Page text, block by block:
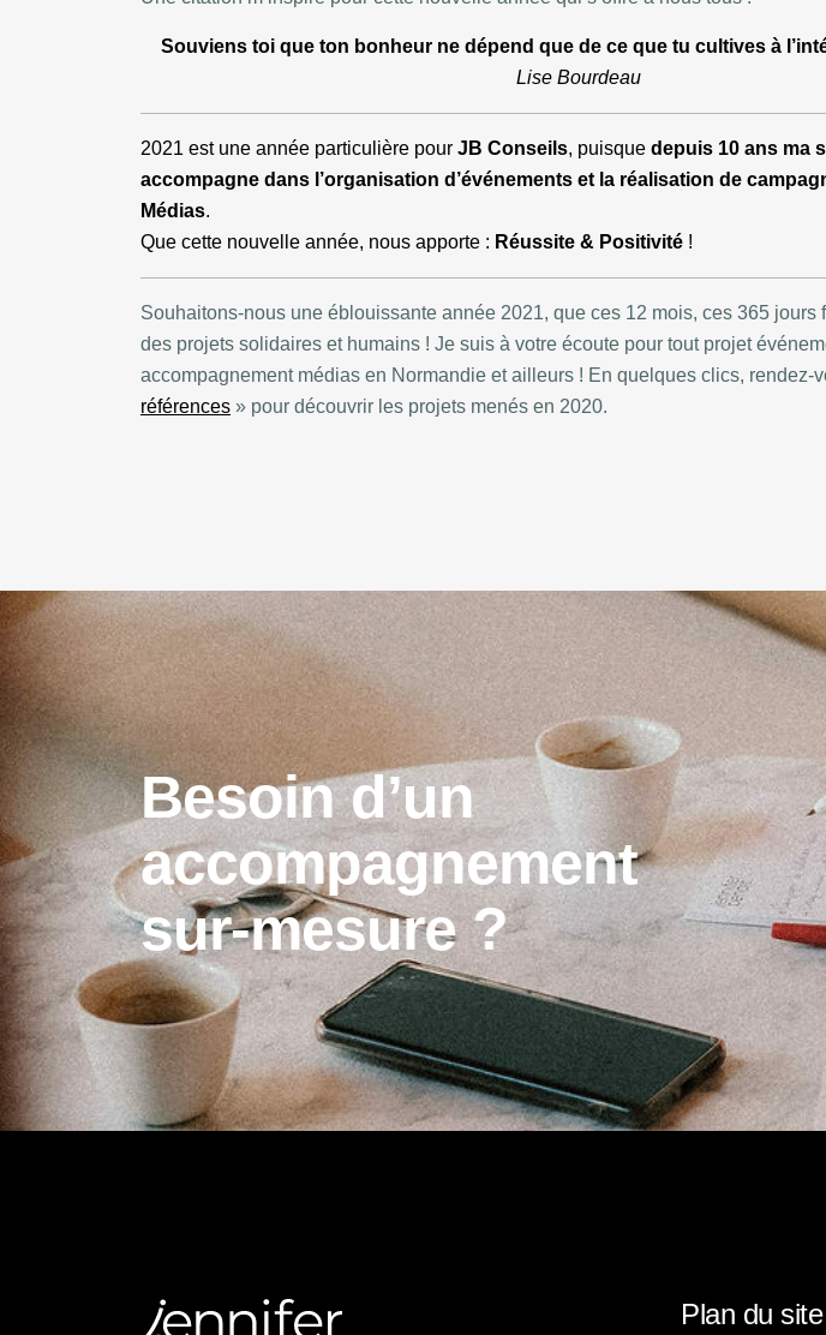
Souviens toi que ton bonheur ne dépend que de ce que tu cultives à
Lise Bourdeau
2021 est une année particulière pour JB Conseils, puisque depuis 10 ans ma
accompagne dans l’organisation d’événements et la réalisation de
Médias.
Que cette nouvelle année, nous apporte : Réussite & Positivité !
Souhaitons-nous une éblouissante année 2021, que ces 12 mois, ces 365 jours
des projets solidaires et humains ! Je suis à votre écoute pour tout projet
accompagnement médias en Normandie et ailleurs ! En quelques clics, rendez-
références » pour découvrir les projets menés en 2020.
Besoin d’un
accompagnement
sur-mesure ?
Plan du site